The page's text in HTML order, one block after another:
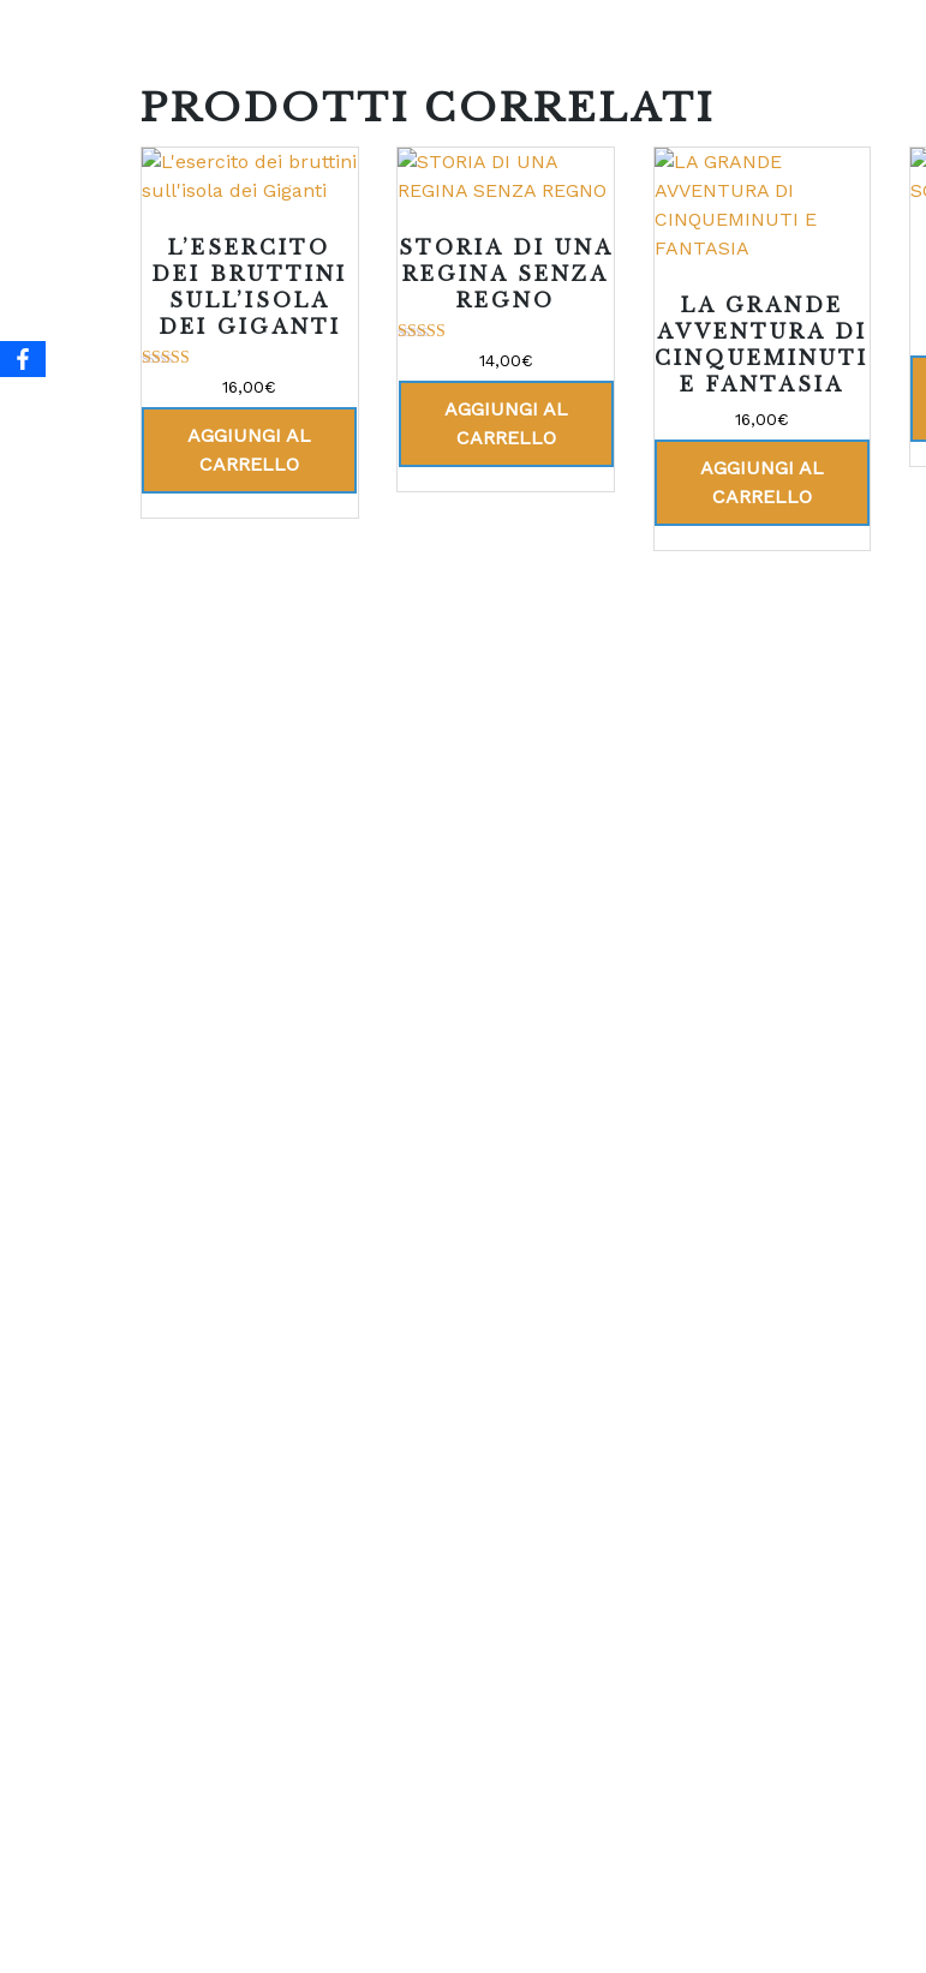
PRODOTTI CORRELATI
L’ESERCITO
DEI BRUTTINI
SULL’ISOLA
DEI GIGANTI
su 5
16,00€
AGGIUNGI AL
CARRELLO
STORIA DI UNA
REGINA SENZA
REGNO
su 5
14,00€
AGGIUNGI AL
CARRELLO
LA GRANDE
AVVENTURA DI
CINQUEMINUTI
E FANTASIA
16,00€
AGGIUNGI AL
CARRELLO